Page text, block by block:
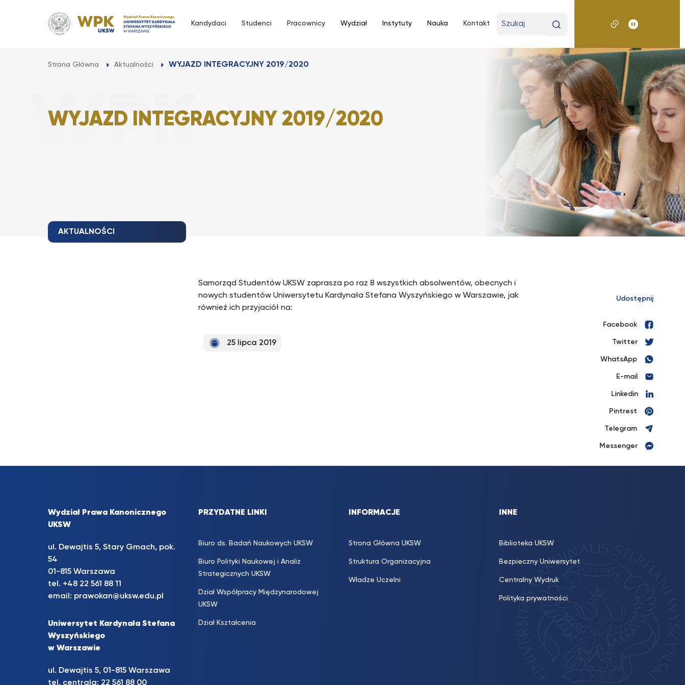
Kandydaci Studenci Pracownicy Wydział Instytuty Nauka Kontakt
wyszukiwaną
Strona Główna Aktualności WYJAZD INTEGRACYJNY 2019/2020
WYJAZD INTEGRACYJNY 2019/2020
AKTUALNOŚCI
Samorząd Studentów UKSW zaprasza po raz 8 wszystkich absolwentów, obecnych i
nowych studentów Uniwersytetu Kardynała Stefana Wyszyńskiego w Warszawie, jak
również ich przyjaciół na:
25 lipca 2019
Udostępnij
Facebook
Twitter
WhatsApp
E-mail
Linkedin
Pintrest
Telegram
Messenger
Wydział Prawa Kanonicznego
UKSW
ul. Dewajtis 5, Stary Gmach, pok.
54
01-815 Warszawa
tel. +48 22 561 88 11
email: prawokan@uksw.edu.pl
Uniwersytet Kardynała Stefana
Wyszyńskiego
w Warszawie
ul. Dewajtis 5, 01-815 Warszawa
tel. centrala: 22 561 88 00
PRZYDATNE LINKI
Biuro ds. Badań Naukowych UKSW
Biuro Polityki Naukowej i Analiz
Strategicznych UKSW
Dział Współpracy Międzynarodowej
UKSW
Dział Kształcenia
INFORMACJE
Strona Główna UKSW
Struktura Organizacyjna
Władze Uczelni
INNE
Biblioteka UKSW
Bezpieczny Uniwersytet
Centralny Wydruk
Polityka prywatności